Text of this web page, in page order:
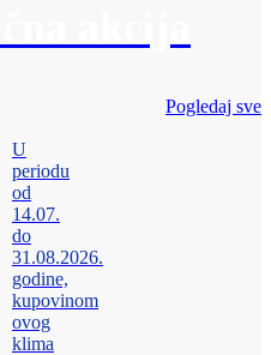
Pogledaj sve
U
periodu
od
14.07.
do
31.08.2026.
godine,
kupovinom
ovog
klima